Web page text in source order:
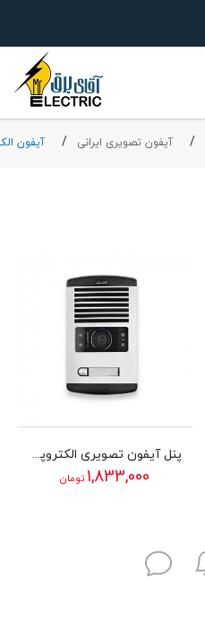
آیفون تصویری ایرانی آیفون
پنل آیفون تصویری الکتروپیک مدل 1086FD
1,833,000 تومان